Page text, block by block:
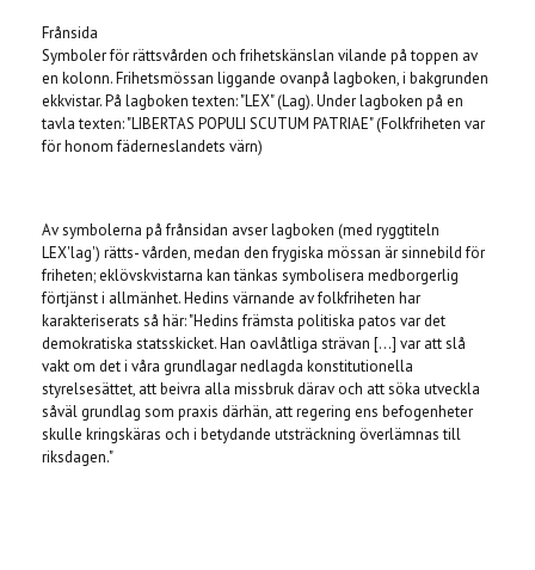
Frånsida
Symboler för rättsvården och frihetskänslan vilande på toppen av
en kolonn. Frihetsmössan liggande ovanpå lagboken, i bakgrunden
ekkvistar. På lagboken texten: "LEX" (Lag). Under lagboken på en
tavla texten: "LIBERTAS POPULI SCUTUM PATRIAE" (Folkfriheten var
för honom fäderneslandets värn)
Av symbolerna på frånsidan avser lagboken (med ryggtiteln
LEX'lag') rätts- vården, medan den frygiska mössan är sinnebild för
friheten; eklövskvistarna kan tänkas symbolisera medborgerlig
förtjänst i allmänhet. Hedins värnande av folkfriheten har
karakteriserats så här: "Hedins främsta politiska patos var det
demokratiska statsskicket. Han oavlåtliga strävan [...] var att slå
vakt om det i våra grundlagar nedlagda konstitutionella
styrelsesättet, att beivra alla missbruk därav och att söka utveckla
såväl grundlag som praxis därhän, att regering ens befogenheter
skulle kringskäras och i betydande utsträckning överlämnas till
riksdagen."